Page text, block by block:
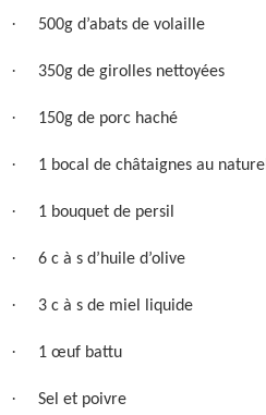
· 500g d’abats de volaille
· 350g de girolles nettoyées
· 150g de porc haché
· 1 bocal de châtaignes au naturel
· 1 bouquet de persil
· 6 c à s d’huile d’olive
· 3 c à s de miel liquide
· 1 œuf battu
· Sel et poivre